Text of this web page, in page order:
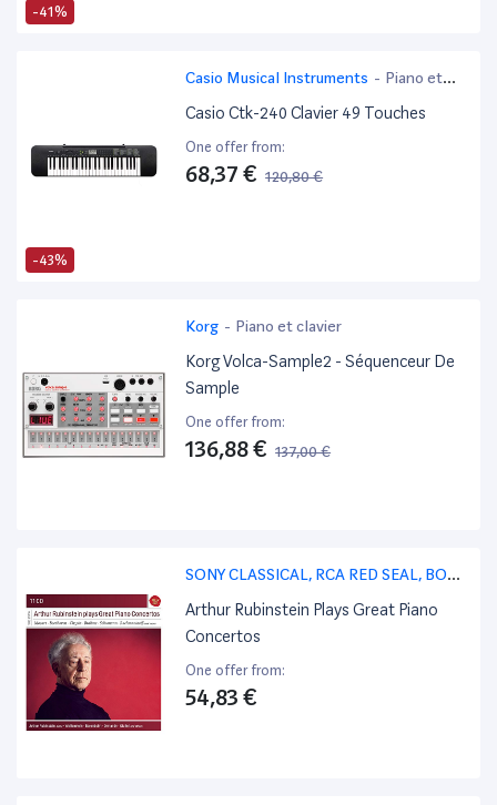
-41%
-43%
Casio Musical Instruments - Piano et
clavier
Casio Ctk-240 Clavier 49 Touches
One offer from:
68,37 € 120,80 €
Korg - Piano et clavier
Korg Volca-Sample2 - Séquenceur De
Sample
One offer from:
136,88 € 137,00 €
SONY CLASSICAL, RCA RED SEAL, BOX
CLASSICA, SOLO, MUSICA DA CAMERA,
VARI, 24BIT,
Arthur Rubinstein Plays Great Piano
Concertos
One offer from:
54,83 €